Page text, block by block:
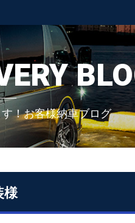
！お客様納車ブログ
様